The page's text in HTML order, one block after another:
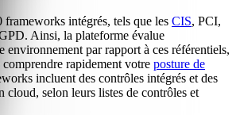
intégrés, tels que les CIS, PCI,
Ainsi, la plateforme évalue
environnement par rapport à ces référentiels,
rapidement votre posture de
incluent des contrôles intégrés et des
cloud, selon leurs listes de contrôles et